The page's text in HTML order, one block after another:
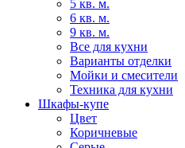
5 кв. м.
6 кв. м.
9 кв. м.
Все для кухни
Варианты отделки
Мойки и смесители
Техника для кухни
Шкафы-купе
Цвет
Коричневые